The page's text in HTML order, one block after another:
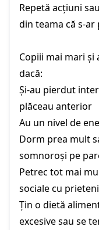
Repetă acțiuni
din teama că s-
Copiii mai mari
dacă:
Și-au pierdut
plăceau anterior
Au un nivel de
Dorm prea mult
somnoroși pe
Petrec tot mai
sociale cu
Țin o dietă
excesive sau se